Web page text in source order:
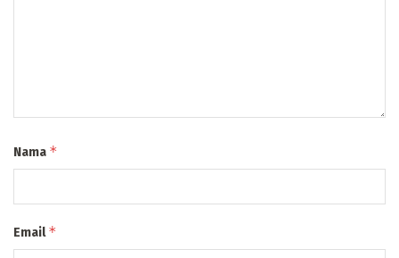
Nama *
Email*